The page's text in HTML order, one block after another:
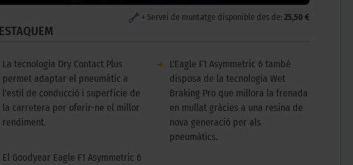
+ Servei de muntatge disponible des de: 25,50 €
La tecnologia Dry Contact Plus
permet adaptar el pneumàtic a
l'estil de conducció i superfície de
la carretera per oferir-ne el millor
rendiment.
➜
L'Eagle F1 Asymmetric 6 també
disposa de la tecnologia Wet
Braking Pro que millora la frenada
en mullat gràcies a una resina de
nova generació per als
pneumàtics.
El Goodyear Eagle F1 Asymmetric 6